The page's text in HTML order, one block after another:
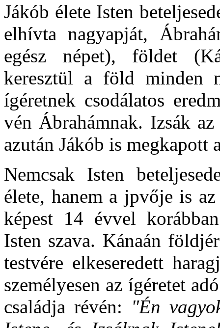
Jákób élete Isten
elhívta nagyapját,
egész népet), földet
keresztül a föld minden
ígéretnek csodálatos
vén Ábrahámnak. Izsák
azután Jákób is megkapott
Nemcsak Isten
élete, hanem a jpvője is
képest 14 évvel
Isten szava. Kánaán
testvére elkeseredett
személyesen az ígéretet
családja révén:
"Én